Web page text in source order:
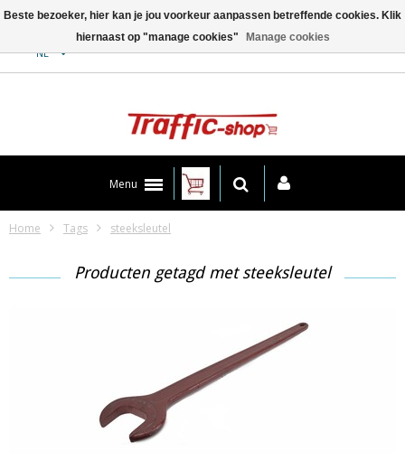
NL
Menu
Home Tags steeksleutel
Producten getagd met steeksleutel
Beste bezoeker, hier kan je jou voorkeur aanpassen betreffende cookies. Klik
hiernaast op "manage cookies"
Manage cookies